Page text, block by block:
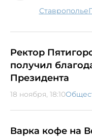
Ставрополье
Ректор
получил
Президента
18 ноября, 18:10
Варка кофе на